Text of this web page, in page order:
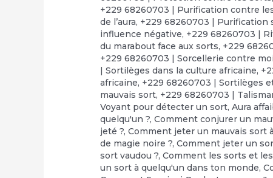
+229 68260703 | Purification contre
de l’aura, +229 68260703 | Purification
influence négative, +229 68260703 |
du marabout face aux sorts, +229
+229 68260703 | Sorcellerie contre
| Sortilèges dans la culture africaine,
africaine, +229 68260703 | Sortilèges
mauvais sort, +229 68260703 |
Voyant pour détecter un sort,Aura
quelqu'un ?,Comment conjurer un
jeté ?,Comment jeter un mauvais sort
de magie noire ?,Comment jeter un
sort vaudou ?,Comment les sorts et
un sort à quelqu'un dans ton monde,